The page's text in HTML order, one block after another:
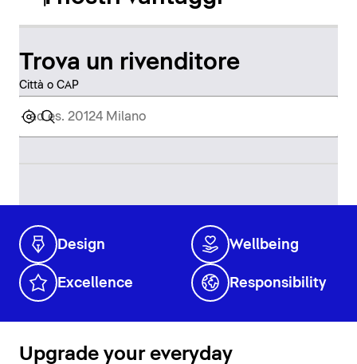
Trova un rivenditore
Città o CAP
Design Wellbeing
Excellence Responsibility
Upgrade your everyday